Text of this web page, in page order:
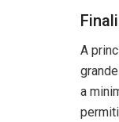
A
a